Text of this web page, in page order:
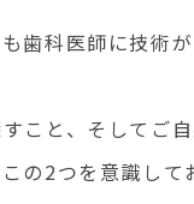
歯科医師に技術
こと、そしてご
の2つを意識して